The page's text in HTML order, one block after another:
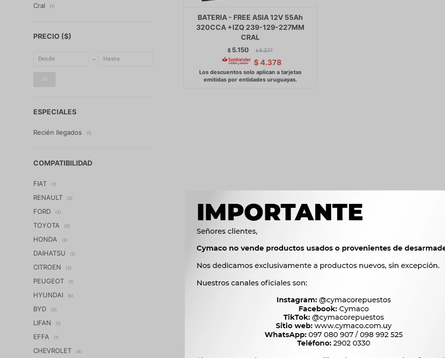
BATERIA - FREE ASIA 12V 55Ah
320CCA +IZQ 239-129-227MM
CRAL
$ 5.150 $ 5.277
$ 4.378
Cral (1)
PRECIO ($)
ESPECIALES
Recién llegados (1)
COMPATIBILIDAD
FIAT (1)
RENAULT (2)
FORD (3)
TOYOTA (3)
HONDA (3)
DAIHATSU (1)
CITROEN (3)
PEUGEOT (1)
HYUNDAI (6)
BYD (3)
LIFAN (1)
EFFA (1)
CHEVROLET (4)